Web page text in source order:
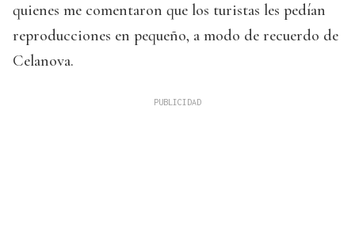
quienes me comentaron que los turistas les pedían
reproducciones en pequeño, a modo de recuerdo de
Celanova.